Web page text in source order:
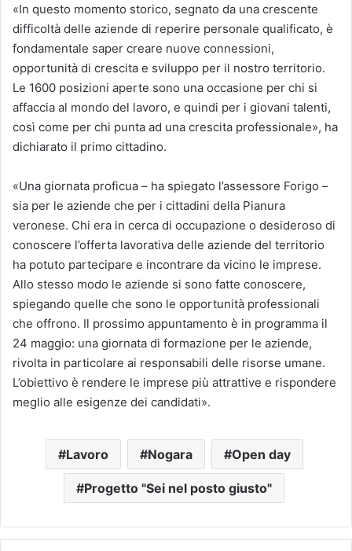
«In questo momento storico, segnato da una crescente
difficoltà delle aziende di reperire personale qualificato, è
fondamentale saper creare nuove connessioni,
opportunità di crescita e sviluppo per il nostro territorio.
Le 1600 posizioni aperte sono una occasione per chi si
affaccia al mondo del lavoro, e quindi per i giovani talenti,
così come per chi punta ad una crescita professionale», ha
dichiarato il primo cittadino.
«Una giornata proficua – ha spiegato l’assessore Forigo –
sia per le aziende che per i cittadini della Pianura
veronese. Chi era in cerca di occupazione o desideroso di
conoscere l’offerta lavorativa delle aziende del territorio
ha potuto partecipare e incontrare da vicino le imprese.
Allo stesso modo le aziende si sono fatte conoscere,
spiegando quelle che sono le opportunità professionali
che offrono. Il prossimo appuntamento è in programma il
24 maggio: una giornata di formazione per le aziende,
rivolta in particolare ai responsabili delle risorse umane.
L’obiettivo è rendere le imprese più attrattive e rispondere
meglio alle esigenze dei candidati».
Lavoro Nogara Open day
Progetto "Sei nel posto giusto"